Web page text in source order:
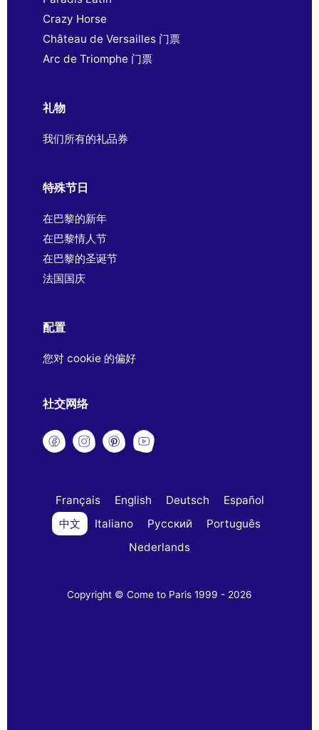
Crazy Horse
Château de Versailles 门票
Arc de Triomphe 门票
礼物
我们所有的礼品券
特殊节日
在巴黎的新年
在巴黎情人节
在巴黎的圣诞节
法国国庆
配置
您对 cookie 的偏好
社交网络
Français English Deutsch
Español
中文
Italiano Русский
Português
Nederlands
Copyright © Come to Paris 1999 - 2026